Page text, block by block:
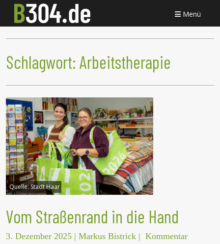
Menü
Schlagwort: Arbeitstherapie
Quelle:Stadt Haar
Vom Straßenrand in die Hand
3. Dezember 2025 | Markus Bistrick | Kommentar